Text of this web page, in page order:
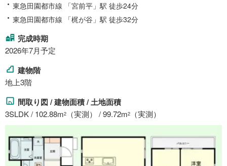
東急田園都市線 「宮前平」駅 徒歩24分
東急田園都市線 「梶が谷」駅 徒歩32分
完成時期
2026年7月予定
建物階
地上3階
間取り図 / 建物面積 / 土地面積
3SLDK / 102.88m2 （実測） / 99.72m2 （実測）